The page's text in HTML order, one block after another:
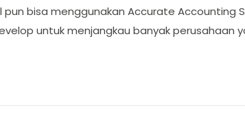
bisa menggunakan Accurate Accounting
untuk menjangkau banyak perusahaan